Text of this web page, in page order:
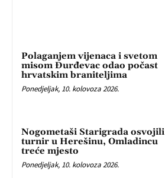
Polaganjem vijenaca i svetom
misom Đurđevac odao počast
hrvatskim braniteljima
Ponedjeljak, 10. kolovoza 2026.
Nogometaši Starigrada osvojili
turnir u Herešinu, Omladincu
treće mjesto
Ponedjeljak, 10. kolovoza 2026.